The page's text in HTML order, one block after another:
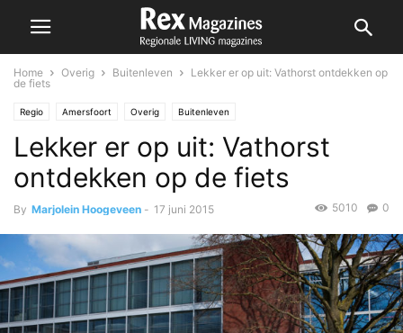
Home Overig Buitenleven
Lekker er op uit: Vathorst ontdekken op
de fiets
Regio Amersfoort Overig Buitenleven
Lekker er op uit: Vathorst
ontdekken op de fiets
By Marjolein Hoogeveen - 17 juni 2015 0
5010